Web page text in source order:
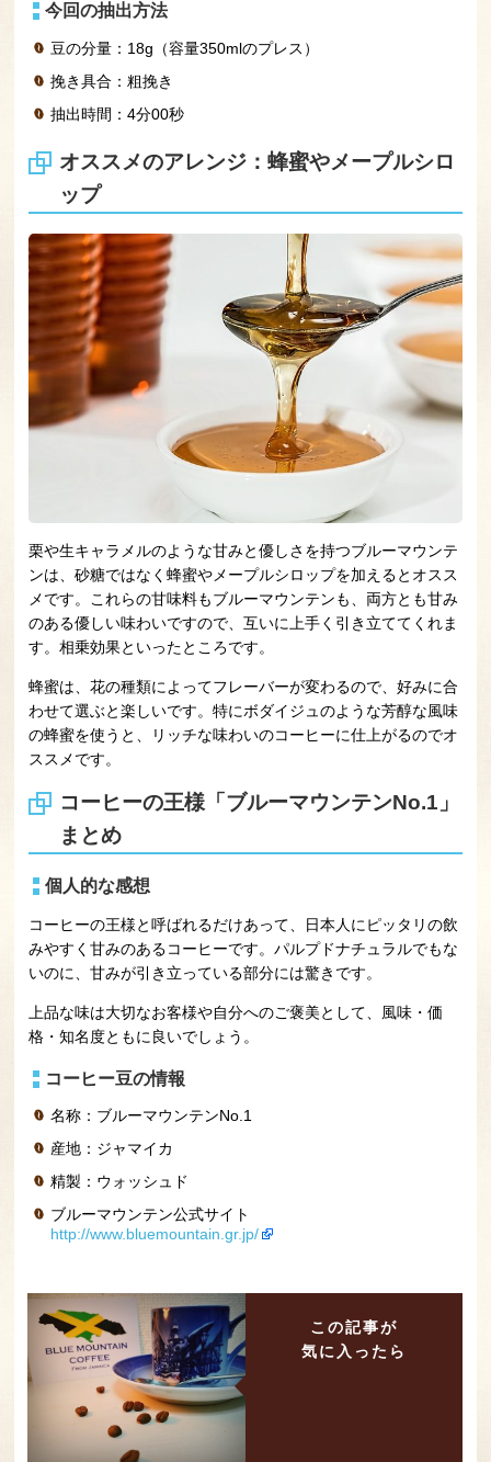
今回の抽出方法
豆の分量：18g（容量350mlのプレス）
挽き具合：粗挽き
抽出時間：4分00秒
オススメのアレンジ：蜂蜜やメープルシロ
ップ
栗や生キャラメルのような甘みと優しさを持つブルーマウンテ
ンは、砂糖ではなく蜂蜜やメープルシロップを加えるとオスス
メです。これらの甘味料もブルーマウンテンも、両方とも甘み
のある優しい味わいですので、互いに上手く引き立ててくれま
す。相乗効果といったところです。
蜂蜜は、花の種類によってフレーバーが変わるので、好みに合
わせて選ぶと楽しいです。特にボダイジュのような芳醇な風味
の蜂蜜を使うと、リッチな味わいのコーヒーに仕上がるのでオ
ススメです。
コーヒーの王様「ブルーマウンテンNo.1」
まとめ
個人的な感想
コーヒーの王様と呼ばれるだけあって、日本人にピッタリの飲
みやすく甘みのあるコーヒーです。パルプドナチュラルでもな
いのに、甘みが引き立っている部分には驚きです。
上品な味は大切なお客様や自分へのご褒美として、風味・価
格・知名度ともに良いでしょう。
コーヒー豆の情報
名称：ブルーマウンテンNo.1
産地：ジャマイカ
精製：ウォッシュド
ブルーマウンテン公式サイト
http://www.bluemountain.gr.jp/
この記事が
気に入ったら